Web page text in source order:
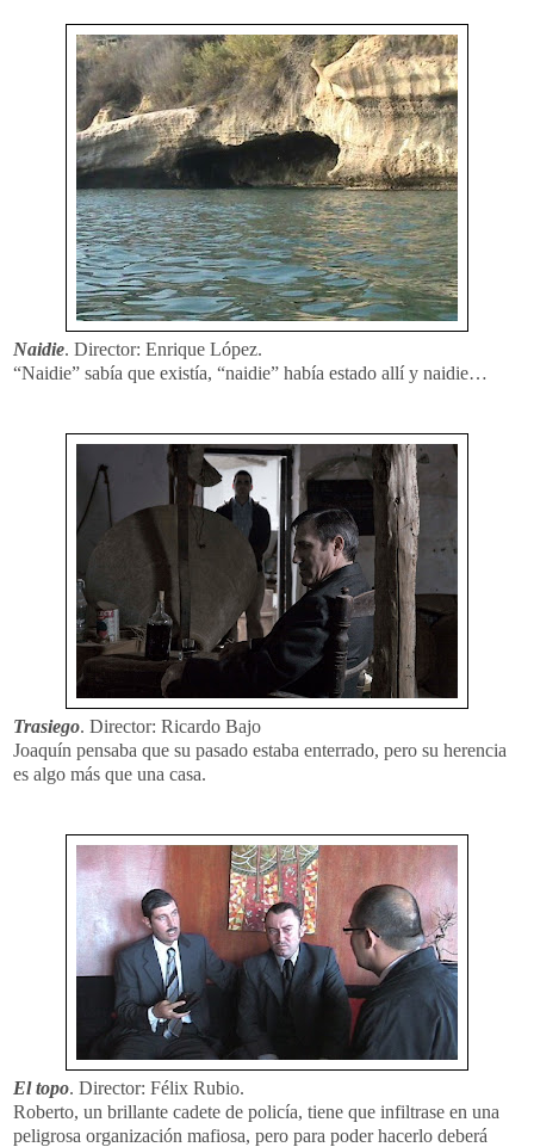
Naidie. Director: Enrique López.
“Naidie” sabía que existía, “naidie” había estado allí y naidie…
Trasiego. Director: Ricardo Bajo
Joaquín pensaba que su pasado estaba enterrado, pero su herencia
es algo más que una casa.
El topo. Director: Félix Rubio.
Roberto, un brillante cadete de policía, tiene que infiltrase en una
peligrosa organización mafiosa, pero para poder hacerlo deberá